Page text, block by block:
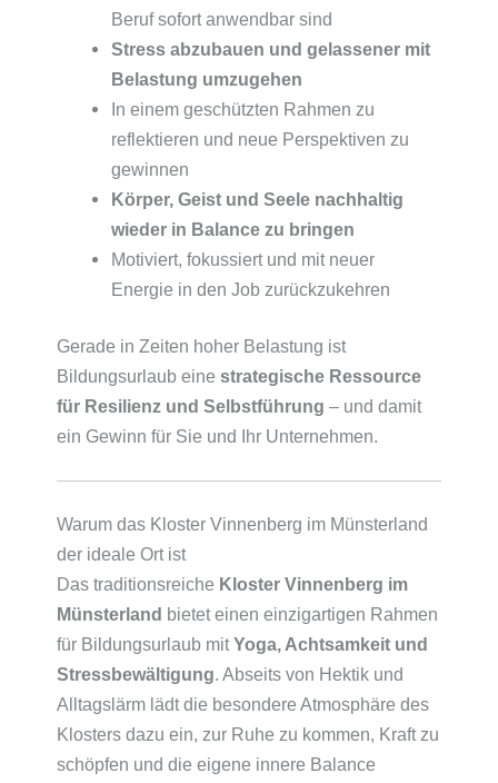
Beruf sofort anwendbar sind
Stress abzubauen und gelassener mit
Belastung umzugehen
In einem geschützten Rahmen zu
reflektieren und neue Perspektiven zu
gewinnen
Körper, Geist und Seele nachhaltig
wieder in Balance zu bringen
Motiviert, fokussiert und mit neuer
Energie in den Job zurückzukehren
Gerade in Zeiten hoher Belastung ist
Bildungsurlaub eine strategische Ressource
für Resilienz und Selbstführung – und damit
ein Gewinn für Sie und Ihr Unternehmen.
Warum das Kloster Vinnenberg im Münsterland
der ideale Ort ist
Das traditionsreiche Kloster Vinnenberg im
Münsterland bietet einen einzigartigen Rahmen
für Bildungsurlaub mitYoga, Achtsamkeit und
Stressbewältigung. Abseits von Hektik und
Alltagslärm lädt die besondere Atmosphäre des
Klosters dazu ein, zur Ruhe zu kommen, Kraft zu
schöpfen und die eigene innere Balance